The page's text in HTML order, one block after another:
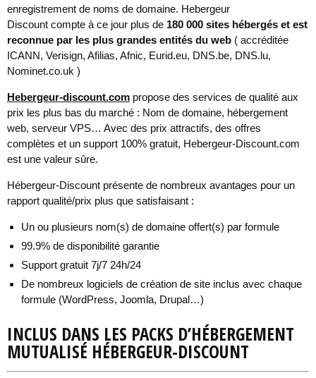
enregistrement de noms de domaine. Hebergeur
Discount compte à ce jour plus de 180 000 sites hébergés et est
reconnue par les plus grandes entités du web ( accréditée
ICANN, Verisign, Afilias, Afnic, Eurid.eu, DNS.be, DNS.lu,
Nominet.co.uk )
Hebergeur-discount.com propose des services de qualité aux
prix les plus bas du marché : Nom de domaine, hébergement
web, serveur VPS… Avec des prix attractifs, des offres
complètes et un support 100% gratuit, Hebergeur-Discount.com
est une valeur sûre.
Hébergeur-Discount présente de nombreux avantages pour un
rapport qualité/prix plus que satisfaisant :
Un ou plusieurs nom(s) de domaine offert(s) par formule
99.9% de disponibilité garantie
Support gratuit 7j/7 24h/24
De nombreux logiciels de création de site inclus avec chaque
formule (WordPress, Joomla, Drupal…)
INCLUS DANS LES PACKS D’HÉBERGEMENT
MUTUALISÉ HÉBERGEUR-DISCOUNT